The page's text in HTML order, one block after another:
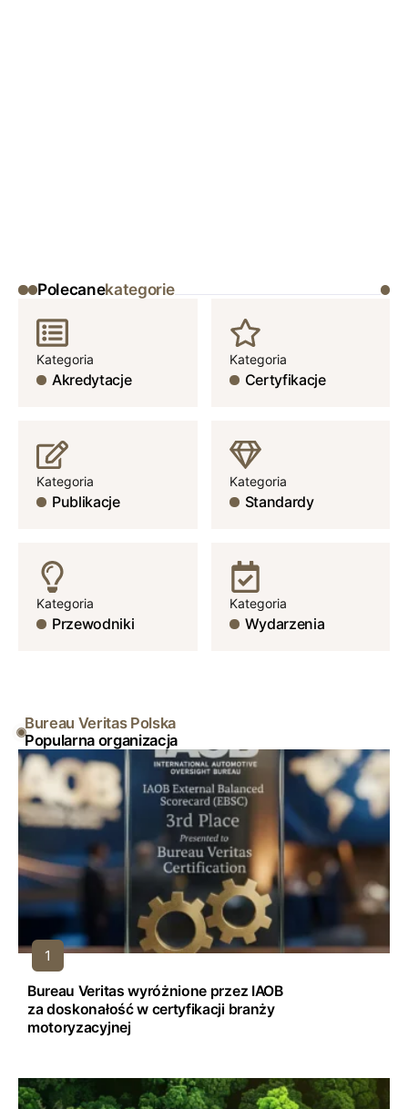
Polecanekategorie
Kategoria
Akredytacje
Kategoria
Certyfikacje
Kategoria
Publikacje
Kategoria
Standardy
Kategoria
Przewodniki
Kategoria
Wydarzenia
Popularna organizacja
Bureau Veritas Polska
Bureau Veritas wyróżnione przez IAOB
za doskonałość w certyfikacji branży
motoryzacyjnej